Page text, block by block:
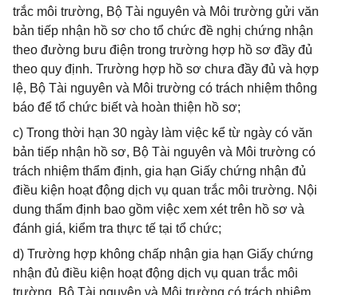
trắc môi trường, Bộ Tài nguyên và Môi trường gửi văn
bản tiếp nhận hồ sơ cho tổ chức đề nghị chứng nhận
theo đường bưu điện trong trường hợp hồ sơ đầy đủ
theo quy định. Trường hợp hồ sơ chưa đầy đủ và hợp
lệ, Bộ Tài nguyên và Môi trường có trách nhiệm thông
báo để tổ chức biết và hoàn thiện hồ sơ;
c) Trong thời hạn 30 ngày làm việc kể từ ngày có văn
bản tiếp nhận hồ sơ, Bộ Tài nguyên và Môi trường có
trách nhiệm thẩm định, gia hạn Giấy chứng nhận đủ
điều kiện hoạt động dịch vụ quan trắc môi trường. Nội
dung thẩm định bao gồm việc xem xét trên hồ sơ và
đánh giá, kiểm tra thực tế tại tổ chức;
d) Trường hợp không chấp nhận gia hạn Giấy chứng
nhận đủ điều kiện hoạt động dịch vụ quan trắc môi
trường, Bộ Tài nguyên và Môi trường có trách nhiệm